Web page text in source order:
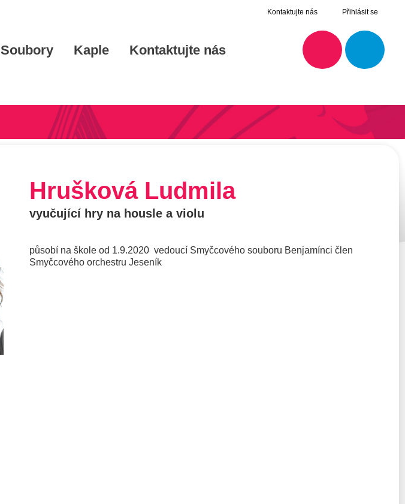
Kontaktujte nás Přihlásit se
Soubory Kaple Kontaktujte nás
Hrušková Ludmila
vyučující hry na housle a violu
působí na škole od 1.9.2020 vedoucí Smyčcového souboru Benjamínci člen
Smyčcového orchestru Jeseník